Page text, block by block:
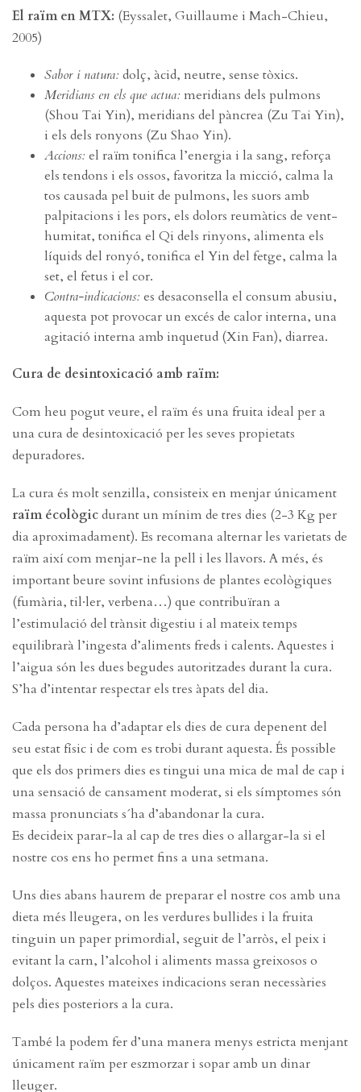
El raïm en MTX: (Eyssalet, Guillaume i Mach-Chieu,
2005)
Sabor i natura: dolç, àcid, neutre, sense tòxics.
Meridians en els que actua: meridians dels pulmons
(Shou Tai Yin), meridians del pàncrea (Zu Tai Yin),
i els dels ronyons (Zu Shao Yin).
Accions: el raïm tonifica l’energia i la sang, reforça
els tendons i els ossos, favoritza la micció, calma la
tos causada pel buit de pulmons, les suors amb
palpitacions i les pors, els dolors reumàtics de vent-
humitat, tonifica el Qi dels rinyons, alimenta els
líquids del ronyó, tonifica el Yin del fetge, calma la
set, el fetus i el cor.
Contra-indicacions: es desaconsella el consum abusiu,
aquesta pot provocar un excés de calor interna, una
agitació interna amb inquetud (Xin Fan), diarrea.
Cura de desintoxicació amb raïm:
Com heu pogut veure, el raïm és una fruita ideal per a
una cura de desintoxicació per les seves propietats
depuradores.
La cura és molt senzilla, consisteix en menjar únicament
raïm écològicdurant un mínim de tres dies (2-3 Kg per
dia aproximadament). Es recomana alternar les varietats de
raïm així com menjar-ne la pell i les llavors. A més, és
important beure sovint infusions de plantes ecològiques
(fumària, til·ler, verbena…) que contribuïran a
l’estimulació del trànsit digestiu i al mateix temps
equilibrarà l’ingesta d’aliments freds i calents. Aquestes i
l’aigua són les dues begudes autoritzades durant la cura.
S’ha d’intentar respectar els tres àpats del dia.
Cada persona ha d’adaptar els dies de cura depenent del
seu estat físic i de com es trobi durant aquesta. És possible
que els dos primers dies es tingui una mica de mal de cap i
una sensació de cansament moderat, si els símptomes són
massa pronunciats s´ha d’abandonar la cura.
Es decideix parar-la al cap de tres dies o allargar-la si el
nostre cos ens ho permet fins a una setmana.
Uns dies abans haurem de preparar el nostre cos amb una
dieta més lleugera, on les verdures bullides i la fruita
tinguin un paper primordial, seguit de l’arròs, el peix i
evitant la carn, l’alcohol i aliments massa greixosos o
dolços. Aquestes mateixes indicacions seran necessàries
pels dies posteriors a la cura.
També la podem fer d’una manera menys estricta menjant
únicament raïm per eszmorzar i sopar amb un dinar
lleuger.